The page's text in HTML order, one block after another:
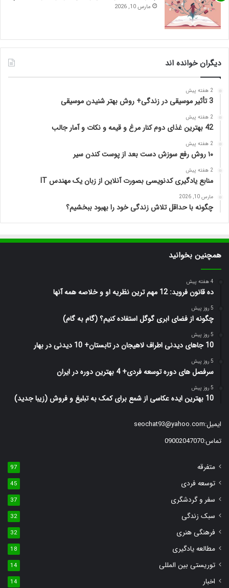
مارس 10, 2026
دیگران خوانده اند
2 هفته پیش
3 تأثیر موسیقی در زندگی+ روش بهتر شنیدن موسیقی
2 هفته پیش
42 بهترین غذای دوم کنار مرغ و قیمه و نکات و آمار جالب
2 هفته پیش
۱۰ روش رفع سوزش دست بعد از پوست کندن سیر
2 هفته پیش
منابع یادگیری کدنویسی بصورت آنلاین از زبان یک مهندس IT
مارس 10, 2026
چگونه با حداقل تلاش زندگی خود را بهبود ببخشیم؟
همچنین بخوانید
4 هفته پیش
ده قانون فروید: 12 مهم ترین نظریه او و خلاصه همه آنها
5 روز پیش
چگونه از فضای ابری گوگل استفاده کنیم؟ (گام به گام)
5 روز پیش
10 جاهای دیدنی اطراف لاهیجان در تابستان+ 10 دیدنی در بهار
5 روز پیش
سرفصل های دوره توسعه فردی+ 4 بهترین دوره در ایران
5 روز پیش
10 بهترین ایده عکاسی از شمع برای کمک به تبلیغ و فروش (زیبا جدید)
ایمیل:seochat93@yahoo.com
تماس:09002047070
متفرقه 97
توسعه فردی 45
سفر و گردشگری 37
سبک زندگی 32
فرهنگی هنری 32
مطالعه یادگیری 18
توریستی بین المللی 14
اخبار 14